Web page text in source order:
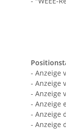
- Anzeige
- Anzeige
- Anzeige
- Anzeige
- Anzeige
- Anzeige